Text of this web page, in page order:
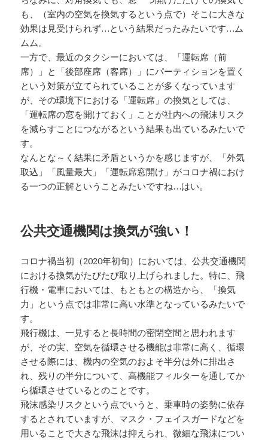
も、（室内の空気を換気するという点で）そこに大きな
効果は見受けられず…という結果だったみたいです…ム
ムム。
一方で、最近のタクシーにおいては、「運転席（前
席）」と「後部座席（客席）」にパーティションを置く
という対策が立てられていることが多くなっています
が、その環境下における「運転席」の換気としては、
「運転席の窓を開けておく」ことが社内への飛沫リスク
を減らすことにつながるという結果も出ているみたいで
す。
なんとな～く結果に矛盾というかを感じますが、「外気
取込」「風量最大」「運転席窓開け」がコロナ禍におけ
る一つの正解ということみたいですね…はい。
公共交通機関は換気が強い！
コロナ禍当初（2020年初旬）においては、公共交通機関
における換気がたびたび取り上げられました。特に、飛
行機・電車においては、もともとの構造から、「換気
力」という点では非常に高い水準となっているみたいで
す。
飛行機は、一見すると長時間の密閉空間と思われます
が、その実、空気を循環させる機能は非常に高く、循環
させる際には、機内の空気のおよそ半分は外に排出さ
れ、残りの半分について、高機能フィルターを通してか
ら循環させているとのことです。
飛沫感染リスクという点でいうと、乗車時の姿勢に依存
するとされていますが、マスク・フェイスガードなどを
用いることで大きな飛沫は抑えられ、微細な飛沫につい